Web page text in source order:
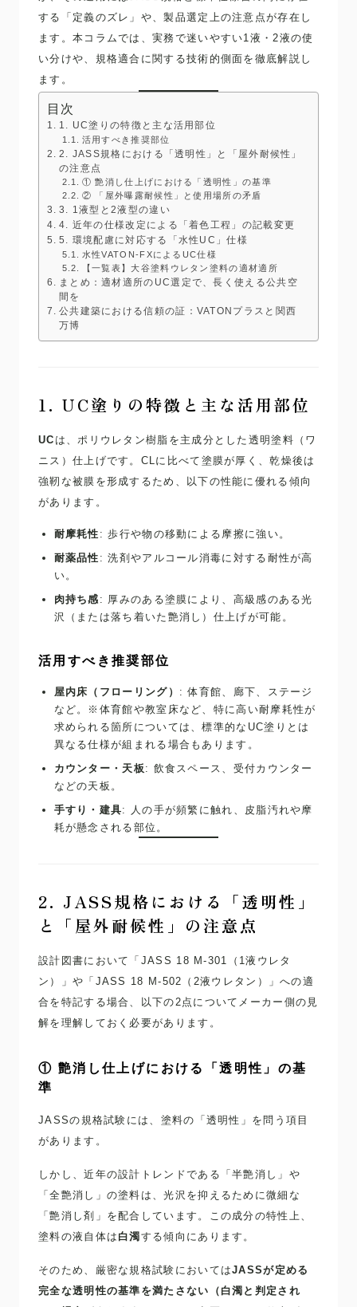
する「定義のズレ」や、製品選定上の注意点が存在し
ます。本コラムでは、実務で迷いやすい1液・2液の使
い分けや、規格適合に関する技術的側面を徹底解説し
ます。
目次
1. UC塗りの特徴と主な活用部位
活用すべき推奨部位
2. JASS規格における「透明性」と「屋外耐候性」
の注意点
① 艶消し仕上げにおける「透明性」の基準
② 「屋外曝露耐候性」と使用場所の矛盾
3. 1液型と2液型の違い
4. 近年の仕様改定による「着色工程」の記載変更
5. 環境配慮に対応する「水性UC」仕様
水性VATON-FXによるUC仕様
【一覧表】大谷塗料ウレタン塗料の適材適所
まとめ：適材適所のUC選定で、長く使える公共空
間を
公共建築における信頼の証：VATONプラスと関西
万博
1. UC塗りの特徴と主な活用部位
UC は、ポリウレタン樹脂を主成分とした透明塗料（ワ
ニス）仕上げです。CLに比べて塗膜が厚く、乾燥後は
強靭な被膜を形成するため、以下の性能に優れる傾向
があります。
耐摩耗性 : 歩行や物の移動による摩擦に強い。
耐薬品性 : 洗剤やアルコール消毒に対する耐性が高
い。
肉持ち感 : 厚みのある塗膜により、高級感のある光
沢（または落ち着いた艶消し）仕上げが可能。
活用すべき推奨部位
屋内床（フローリング） : 体育館、廊下、ステージ
など。※体育館や教室床など、特に高い耐摩耗性が
求められる箇所については、標準的なUC塗りとは
異なる仕様が組まれる場合もあります。
カウンター・天板 : 飲食スペース、受付カウンター
などの天板。
手すり・建具: 人の手が頻繁に触れ、皮脂汚れや摩
耗が懸念される部位。
2. JASS規格における「透明性」
と「屋外耐候性」の注意点
設計図書において「JASS 18 M-301（1液ウレタ
ン）」や「JASS 18 M-502（2液ウレタン）」への適
合を特記する場合、以下の2点についてメーカー側の見
解を理解しておく必要があります。
① 艶消し仕上げにおける「透明性」の基
準
JASSの規格試験には、塗料の「透明性」を問う項目
があります。
しかし、近年の設計トレンドである「半艶消し」や
「全艶消し」の塗料は、光沢を抑えるために微細な
「艶消し剤」を配合しています。この成分の特性上、
塗料の液自体は 白濁する傾向にあります。
そのため、厳密な規格試験においてはJASSが定める
完全な透明性の基準を満たさない（白濁と判定され